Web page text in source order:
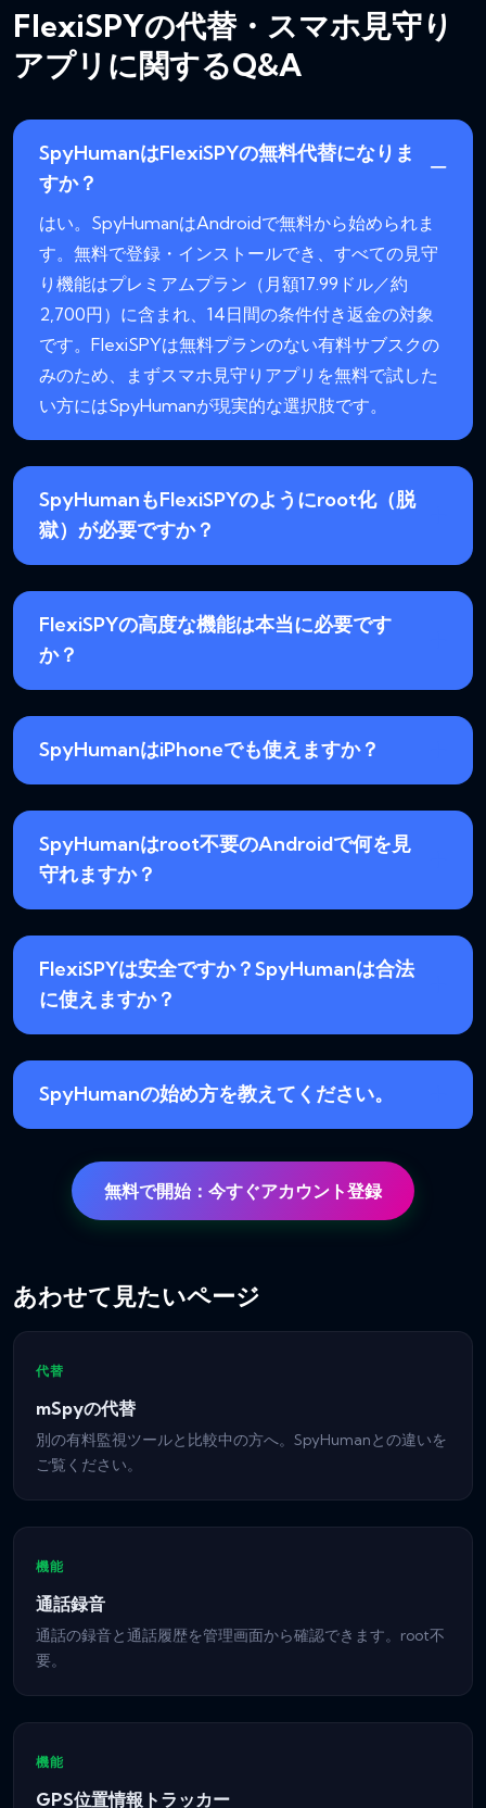
FlexiSPYの代替・スマホ見守り
アプリに関するQ&A
SpyHumanはFlexiSPYの無料代替になりま
すか？
はい。SpyHumanはAndroidで無料から始められま
す。無料で登録・インストールでき、すべての見守
り機能はプレミアムプラン（月額17.99ドル／約
2,700円）に含まれ、14日間の条件付き返金の対象
です。FlexiSPYは無料プランのない有料サブスクの
みのため、まずスマホ見守りアプリを無料で試した
い方にはSpyHumanが現実的な選択肢です。
SpyHumanもFlexiSPYのようにroot化（脱
獄）が必要ですか？
FlexiSPYの高度な機能は本当に必要です
か？
SpyHumanはiPhoneでも使えますか？
SpyHumanはroot不要のAndroidで何を見
守れますか？
FlexiSPYは安全ですか？SpyHumanは合法
に使えますか？
SpyHumanの始め方を教えてください。
無料で開始：今すぐアカウント登録
あわせて見たいページ
代替
mSpyの代替
別の有料監視ツールと比較中の方へ。SpyHumanとの違いを
ご覧ください。
機能
通話録音
通話の録音と通話履歴を管理画面から確認できます。root不
要。
機能
GPS位置情報トラッカー